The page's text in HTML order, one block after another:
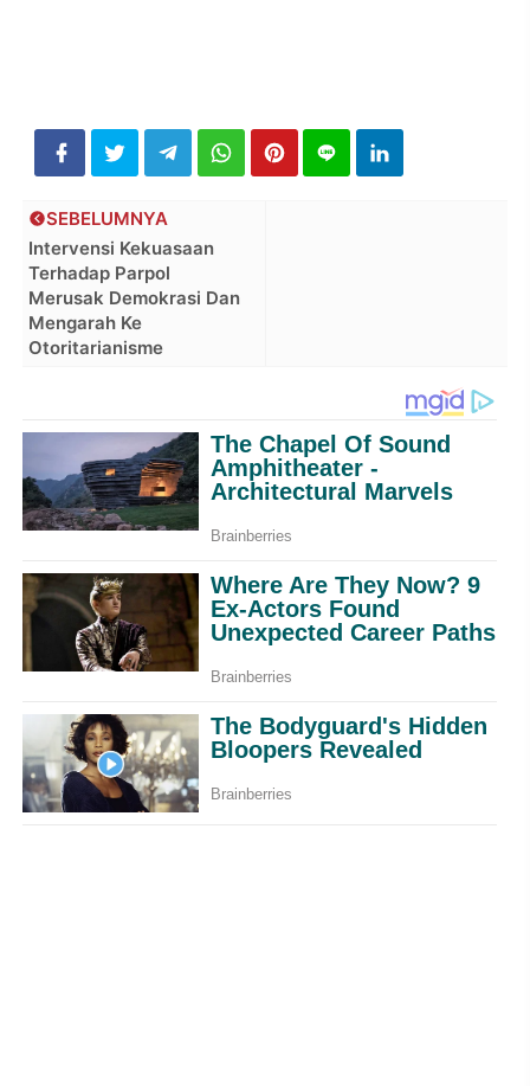
SEBELUMNYA
Intervensi Kekuasaan
Terhadap Parpol
Merusak Demokrasi Dan
Mengarah Ke
Otoritarianisme